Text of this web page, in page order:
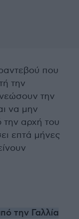
που
την
την
να μην
την αρχή του
επτά μήνες
την Γαλλία